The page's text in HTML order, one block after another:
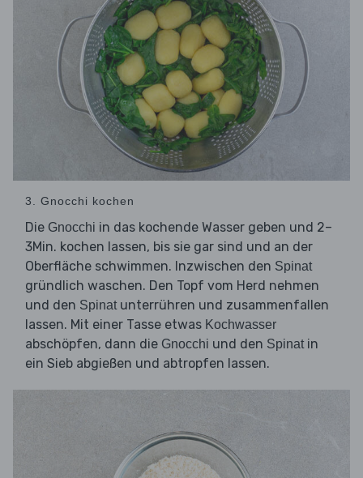
3. Gnocchi kochen
Die Gnocchi in das kochende Wasser geben und 2–
3Min. kochen lassen, bis sie gar sind und an der
Oberfläche schwimmen. Inzwischen den Spinat
gründlich waschen. Den Topf vom Herd nehmen
und den Spinatunterrühren und zusammenfallen
lassen. Mit einer Tasse etwas Kochwasser
abschöpfen, dann die Gnocchi und den Spinatin
ein Sieb abgießen und abtropfen lassen.